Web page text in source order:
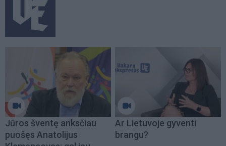
Jūros šventę anksčiau
puošęs Anatolijus
Ar Lietuvoje gyventi
brangu?